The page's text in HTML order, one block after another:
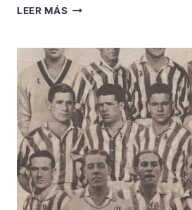
LEER MÁS HOY
AÑOS.
DEBUT
DE
JOSÉ
SUÁREZ
«PERAL»